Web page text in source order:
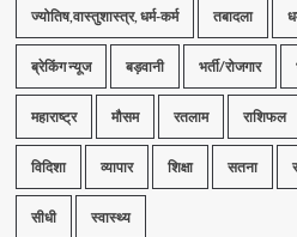
ज्योतिष,वास्तुशास्त्र, धर्म-कर्म तबादला
ब्रेकिंग न्यूज बड़वानी भर्ती/रोजगार
महाराष्ट्र मौसम रतलाम राशिफल
विदिशा व्यापार शिक्षा सतना
सीधी स्वास्थ्य